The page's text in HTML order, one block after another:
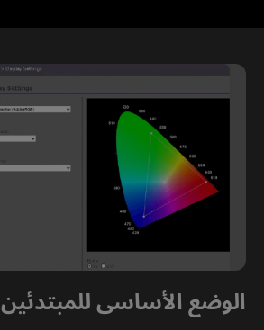
الوضع الأساسي للمبتدئين